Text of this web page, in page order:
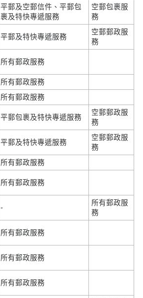
平郵及空郵信件、平郵包
裹及特快專遞服務
空郵包裹服
務
平郵及特快專遞服務
空郵郵政服
務
所有郵政服務
所有郵政服務
所有郵政服務
平郵包裹及特快專遞服務
空郵郵政服
務
平郵及特快專遞服務
空郵郵政服
務
所有郵政服務
所有郵政服務
-
所有郵政服
務
所有郵政服務
所有郵政服務
所有郵政服務